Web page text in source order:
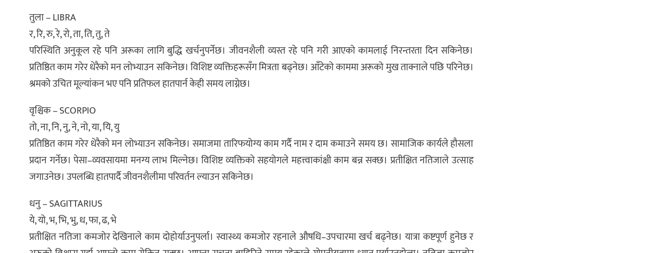
तुला – LIBRA
र, रि, रु, रे, रो, ता, ति, तु, ते
परिस्थिति अनुकूल रहे पनि अरूका लागि बुद्धि खर्चनुपर्नेछ। जीवनशैली व्यस्त रहे पनि गरी आएको कामलाई निरन्तरता दिन सकिनेछ।
प्रतिष्ठित काम गरेर धेरैको मन लोभ्याउन सकिनेछ। विशिष्ट व्यक्तिहरूसँग मित्रता बढ्नेछ। आँटेको काममा अरूको मुख ताक्नाले पछि परिनेछ।
श्रमको उचित मूल्यांकन भए पनि प्रतिफल हातपार्न केही समय लाग्नेछ।
वृश्चिक – SCORPIO
तो, ना, नि, नु, ने, नो, या, यि, यु
प्रतिष्ठित काम गरेर धेरैको मन लोभ्याउन सकिनेछ। समाजमा तारिफयोग्य काम गर्दै नाम र दाम कमाउने समय छ। सामाजिक कार्यले हौसला
प्रदान गर्नेछ। पेसा–व्यवसायमा मनग्य लाभ मिल्नेछ। विशिष्ट व्यक्तिको सहयोगले महत्त्वाकांक्षी काम बन्न सक्छ। प्रतीक्षित नतिजाले उत्साह
जगाउनेछ। उपलब्धि हातपार्दै जीवनशैलीमा परिवर्तन ल्याउन सकिनेछ।
धनु – SAGITTARIUS
ये, यो, भ, भि, भु, ध, फा, ढ, भे
प्रतीक्षित नतिजा कमजोर देखिनाले काम दोहोर्याउनुपर्ला। स्वास्थ्य कमजोर रहनाले औषधि–उपचारमा खर्च बढ्नेछ। यात्रा कष्टपूर्ण हुनेछ र